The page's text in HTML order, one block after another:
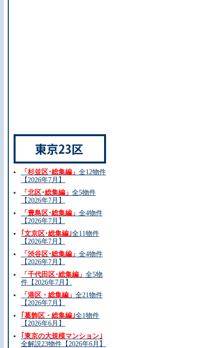
「杉並区･総集編」 全12物件
【2026年7月】
「北区･総集編」 全5物件
【2026年7月】
「豊島区･総集編」 全4物件
【2026年7月】
｢文京区･総集編｣全11物件
【2026年7月】
「渋谷区･総集編」 全4物件
【2026年7月】
「千代田区･総集編」 全5物
件【2026年7月】
「港区・総集編」 全21物件
【2026年7月】
｢葛飾区・総集編｣全1物件
【2026年6月】
｢東京の大規模マンション｣
全解説23物件【2026年6月】